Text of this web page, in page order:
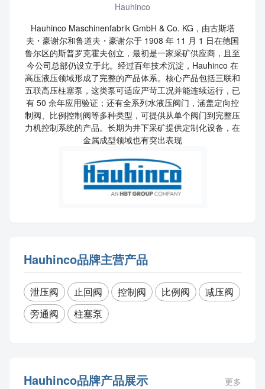
Hauhinco
Hauhinco Maschinenfabrik GmbH & Co. KG，由古斯塔
夫・豪谢尔和鲁道夫・豪谢尔于 1908 年 11 月 1 日在德国
鲁尔区的斯普罗克霍夫创立，最初是一家采矿供应商，且至
今公司总部仍设立于此。 经过百年技术沉淀，Hauhinco 在
高压液压领域形成了完整的产品体系。核心产品包括三联和
五联高压柱塞泵，这类泵可适应严苛工况并能连续运行，已
有 50 余年应用验证；还有全系列水液压阀门，涵盖定向控
制阀、比例控制阀等多种类型，可提供从单个阀门到完整压
力机控制系统的产品。 长期为井下采矿提供定制化设备， 在
金属成型领域也有突出表现
Hauhinco品牌主营产品
泄压阀 止回阀 控制阀 比例阀
减压阀
旁通阀
柱塞泵
Hauhinco品牌产品展示 更多